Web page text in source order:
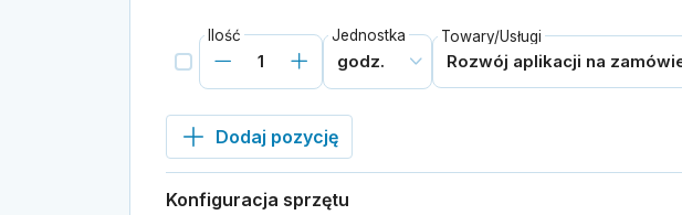
Ilość Jednostka Towary/Usługi
Dodaj pozycję
Konfiguracja sprzętu